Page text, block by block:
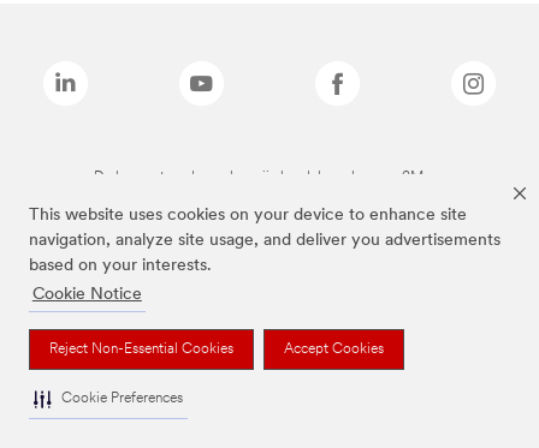
This website uses cookies on your device to enhance site
navigation, analyze site usage, and deliver you advertisements
based on your interests.
Cookie Notice
Reject Non-Essential Cookies Accept Cookies
Cookie Preferences
De bovenstaande merken zijn handelsmerken van 3M.we